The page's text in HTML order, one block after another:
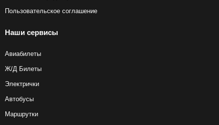
Пользовательское соглашение
Наши сервисы
Авиабилеты
Ж/Д Билеты
Электрички
Автобусы
Маршрутки